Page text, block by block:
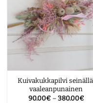
Kuivakukkapilvi
vaaleanpunainen
90.00€ – 380.00€